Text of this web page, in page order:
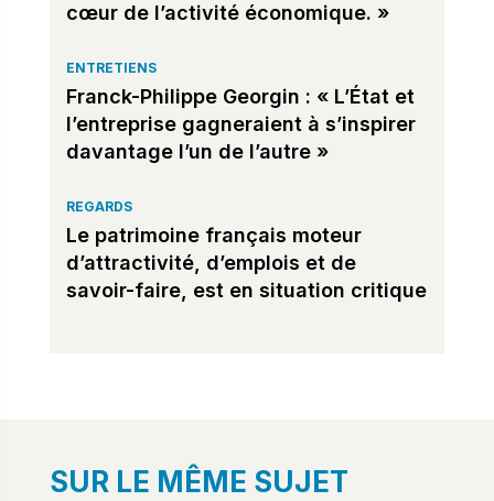
cœur de l’activité économique. »
ENTRETIENS
Franck-Philippe Georgin : « L’État et
l’entreprise gagneraient à s’inspirer
davantage l’un de l’autre »
REGARDS
Le patrimoine français moteur
d’attractivité, d’emplois et de
savoir-faire, est en situation critique
SUR LE MÊME SUJET